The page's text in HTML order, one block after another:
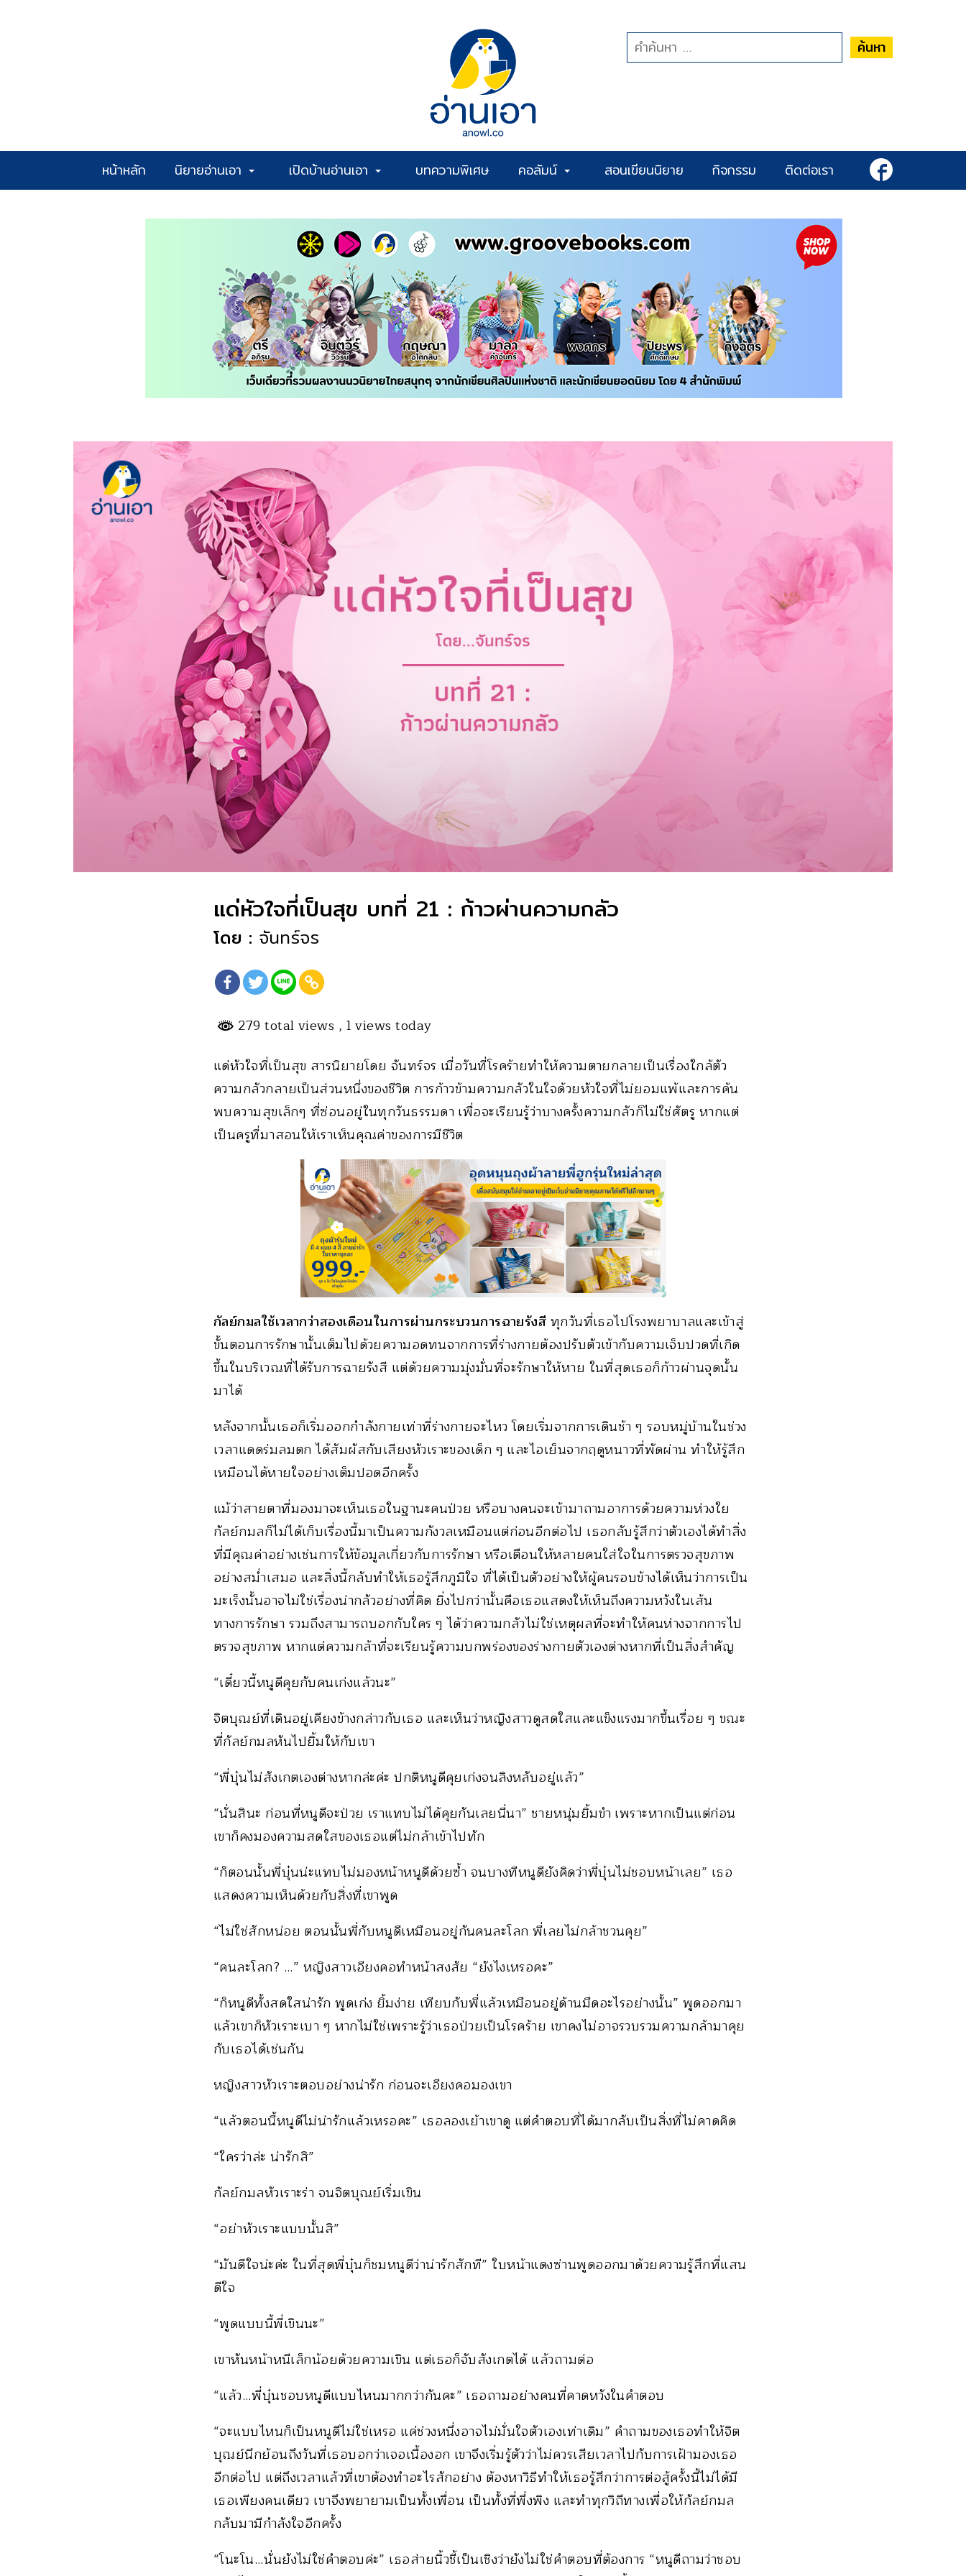
ค้นหา
หน้าหลัก นิยายอ่านเอา เปิดบ้านอ่านเอา บทความพิเศษ คอลัมน์ สอนเขียนนิยาย กิจกรรม ติดต่อเรา
แด่หัวใจที่เป็นสุข บทที่ 21 : ก้าวผ่านความกลัว
โดย : จันทร์จร
279 total views , 1 views today
แด่หัวใจที่เป็นสุข สารนิยายโดย จันทร์จร เมื่อวันที่โรคร้ายทำให้ความตายกลายเป็นเรื่องใกล้ตัว
ความกลัวกลายเป็นส่วนหนึ่งของชีวิต การก้าวข้ามความกลัวในใจด้วยหัวใจที่ไม่ยอมแพ้และการค้น
พบความสุขเล็กๆ ที่ซ่อนอยู่ในทุกวันธรรมดา เพื่อจะเรียนรู้ว่าบางครั้งความกลัวก็ไม่ใช่ศัตรู หากแต่
เป็นครูที่มาสอนให้เราเห็นคุณค่าของการมีชีวิต
กัลย์กมลใช้เวลากว่าสองเดือนในการผ่านกระบวนการฉายรังสี ทุกวันที่เธอไปโรงพยาบาลและเข้าสู่
ขั้นตอนการรักษานั้นเต็มไปด้วยความอดทนจากการที่ร่างกายต้องปรับตัวเข้ากับความเจ็บปวดที่เกิด
ขึ้นในบริเวณที่ได้รับการฉายรังสี แต่ด้วยความมุ่งมั่นที่จะรักษาให้หาย ในที่สุดเธอก็ก้าวผ่านจุดนั้น
มาได้
หลังจากนั้นเธอก็เริ่มออกกำลังกายเท่าที่ร่างกายจะไหว โดยเริ่มจากการเดินช้า ๆ รอบหมู่บ้านในช่วง
เวลาแดดร่มลมตก ได้สัมผัสกับเสียงหัวเราะของเด็ก ๆ และไอเย็นจากฤดูหนาวที่พัดผ่าน ทำให้รู้สึก
เหมือนได้หายใจอย่างเต็มปอดอีกครั้ง
แม้ว่าสายตาที่มองมาจะเห็นเธอในฐานะคนป่วย หรือบางคนจะเข้ามาถามอาการด้วยความห่วงใย
กัลย์กมลก็ไม่ได้เก็บเรื่องนี้มาเป็นความกังวลเหมือนแต่ก่อนอีกต่อไป เธอกลับรู้สึกว่าตัวเองได้ทำสิ่ง
ที่มีคุณค่าอย่างเช่นการให้ข้อมูลเกี่ยวกับการรักษา หรือเตือนให้หลายคนใส่ใจในการตรวจสุขภาพ
อย่างสม่ำเสมอ และสิ่งนี้กลับทำให้เธอรู้สึกภูมิใจ ที่ได้เป็นตัวอย่างให้ผู้คนรอบข้างได้เห็นว่าการเป็น
มะเร็งนั้นอาจไม่ใช่เรื่องน่ากลัวอย่างที่คิด ยิ่งไปกว่านั้นคือเธอแสดงให้เห็นถึงความหวังในเส้น
ทางการรักษา รวมถึงสามารถบอกกับใคร ๆ ได้ว่าความกลัวไม่ใช่เหตุผลที่จะทำให้คนห่างจากการไป
ตรวจสุขภาพ หากแต่ความกล้าที่จะเรียนรู้ความบกพร่องของร่างกายตัวเองต่างหากที่เป็นสิ่งสำคัญ
“เดี๋ยวนี้หนูดีคุยกับคนเก่งแล้วนะ”
จิตบุณย์ที่เดินอยู่เคียงข้างกล่าวกับเธอ และเห็นว่าหญิงสาวดูสดใสและแข็งแรงมากขึ้นเรื่อย ๆ ขณะ
ที่กัลย์กมลหันไปยิ้มให้กับเขา
“พี่บุ๋นไม่สังเกตเองต่างหากล่ะค่ะ ปกติหนูดีคุยเก่งจนลิงหลับอยู่แล้ว”
“นั่นสินะ ก่อนที่หนูดีจะป่วย เราแทบไม่ได้คุยกันเลยนี่นา” ชายหนุ่มยิ้มขำ เพราะหากเป็นแต่ก่อน
เขาก็คงมองความสดใสของเธอแต่ไม่กล้าเข้าไปทัก
“ก็ตอนนั้นพี่บุ๋นน่ะแทบไม่มองหน้าหนูดีด้วยซ้ำ จนบางทีหนูดียังคิดว่าพี่บุ๋นไม่ชอบหน้าเลย” เธอ
แสดงความเห็นด้วยกับสิ่งที่เขาพูด
“ไม่ใช่สักหน่อย ตอนนั้นพี่กับหนูดีเหมือนอยู่กันคนละโลก พี่เลยไม่กล้าชวนคุย”
“คนละโลก? …” หญิงสาวเอียงคอทำหน้าสงสัย “ยังไงเหรอคะ”
“ก็หนูดีทั้งสดใสน่ารัก พูดเก่ง ยิ้มง่าย เทียบกับพี่แล้วเหมือนอยู่ด้านมืดอะไรอย่างนั้น” พูดออกมา
แล้วเขาก็หัวเราะเบา ๆ หากไม่ใช่เพราะรู้ว่าเธอป่วยเป็นโรคร้าย เขาคงไม่อาจรวบรวมความกล้ามาคุย
กับเธอได้เช่นกัน
หญิงสาวหัวเราะตอบอย่างน่ารัก ก่อนจะเอียงคอมองเขา
“แล้วตอนนี้หนูดีไม่น่ารักแล้วเหรอคะ” เธอลองเย้าเขาดู แต่คำตอบที่ได้มากลับเป็นสิ่งที่ไม่คาดคิด
“ใครว่าล่ะ น่ารักสิ”
กัลย์กมลหัวเราะร่า จนจิตบุณย์เริ่มเขิน
“อย่าหัวเราะแบบนั้นสิ”
“มันดีใจน่ะค่ะ ในที่สุดพี่บุ๋นก็ชมหนูดีว่าน่ารักสักที” ใบหน้าแดงซ่านพูดออกมาด้วยความรู้สึกที่แสน
ดีใจ
“พูดแบบนี้พี่เขินนะ”
เขาหันหน้าหนีเล็กน้อยด้วยความเขิน แต่เธอก็จับสังเกตได้ แล้วถามต่อ
“แล้ว…พี่บุ๋นชอบหนูดีแบบไหนมากกว่ากันคะ” เธอถามอย่างคนที่คาดหวังในคำตอบ
“จะแบบไหนก็เป็นหนูดีไม่ใช่เหรอ แค่ช่วงหนึ่งอาจไม่มั่นใจตัวเองเท่าเดิม” คำถามของเธอทำให้จิต
บุณย์นึกย้อนถึงวันที่เธอบอกว่าเจอเนื้องอก เขาจึงเริ่มรู้ตัวว่าไม่ควรเสียเวลาไปกับการเฝ้ามองเธอ
อีกต่อไป แต่ถึงเวลาแล้วที่เขาต้องทำอะไรสักอย่าง ต้องหาวิธีทำให้เธอรู้สึกว่าการต่อสู้ครั้งนี้ไม่ได้มี
เธอเพียงคนเดียว เขาจึงพยายามเป็นทั้งเพื่อน เป็นทั้งที่พึ่งพิง และทำทุกวิถีทางเพื่อให้กัลย์กมล
กลับมามีกำลังใจอีกครั้ง
“โนะโน…นั่นยังไม่ใช่คำตอบค่ะ” เธอส่ายนิ้วชี้เป็นเชิงว่ายังไม่ใช่คำตอบที่ต้องการ “หนูดีถามว่าชอบ